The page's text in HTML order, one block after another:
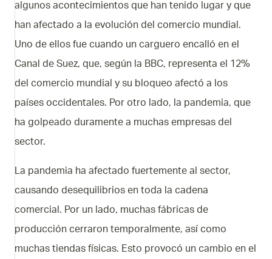
algunos acontecimientos que han tenido lugar y que
han afectado a la evolución del comercio mundial.
Uno de ellos fue cuando un carguero encalló en el
Canal de Suez, que, según la BBC, representa el 12%
del comercio mundial y su bloqueo afectó a los
países occidentales. Por otro lado, la pandemia, que
ha golpeado duramente a muchas empresas del
sector.
La pandemia ha afectado fuertemente al sector,
causando desequilibrios en toda la cadena
comercial. Por un lado, muchas fábricas de
producción cerraron temporalmente, así como
muchas tiendas físicas. Esto provocó un cambio en el